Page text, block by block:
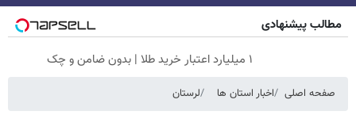
مطالب پیشنهادی
۱ میلیارد اعتبار خرید طلا | بدون ضامن و چک
صفحه اصلی اخبار استان ها لرستان